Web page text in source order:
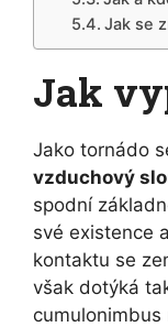
Jak se
Jak
Jako tornádo
vzduchový
spodní
své existence
kontaktu se
však dotýká